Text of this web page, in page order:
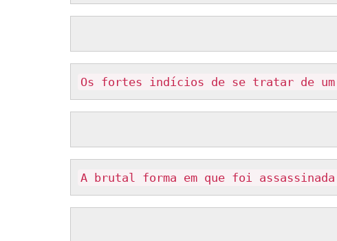
Os fortes indícios de se tratar de um
A brutal forma em que foi